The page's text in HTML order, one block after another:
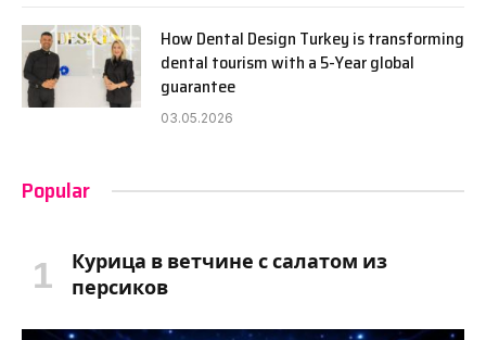
How Dental Design Turkey is transforming
dental tourism with a 5-Year global
guarantee
03.05.2026
Popular
Курица в ветчине с салатом из
персиков